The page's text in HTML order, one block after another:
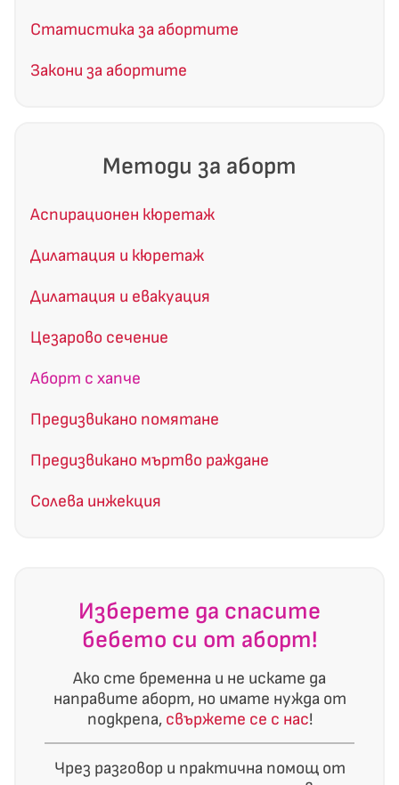
Статистика за абортите
Закони за абортите
Методи за аборт
Аспирационен кюретаж
Дилатация и кюретаж
Дилатация и евакуация
Цезарово сечение
Аборт с хапче
Предизвикано помятане
Предизвикано мъртво раждане
Солева инжекция
Изберете да спасите
бебето си от аборт!
Ако сте бременна и не искате да
направите аборт, но имате нужда от
подкрепа, свържете се с нас!
Чрез разговор и практична помощ от